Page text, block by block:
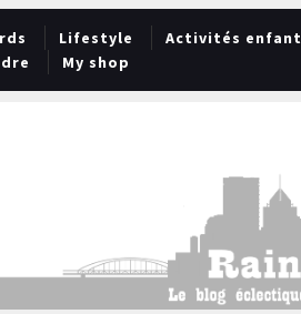
Lifestyle Activités enfant
My shop